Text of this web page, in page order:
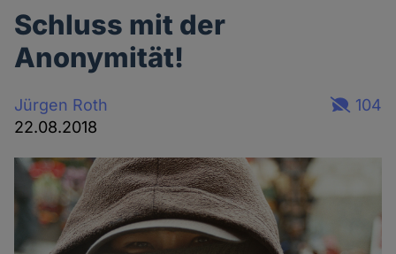
Schluss mit der
Anonymität!
Jürgen Roth
22.08.2018
104